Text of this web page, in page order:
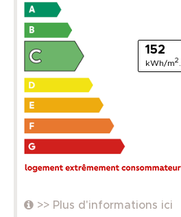
152
kWh/m2
>> Plus d'informations ici